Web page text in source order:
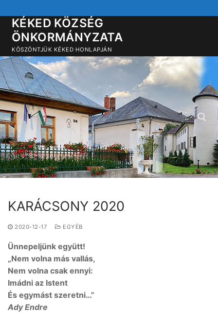
a
tartalomra
KÉKED KÖZSÉG
ÖNKORMÁNYZATA
KÖSZÖNTJÜK KÉKED HONLAPJÁN
Keresése:
KARÁCSONY 2020
2020-12-17 EGYÉB
Ünnepeljünk együtt!
„Nem volna más vallás,
Nem volna csak ennyi:
Imádni az Istent
És egymást szeretni…”
Ady Endre